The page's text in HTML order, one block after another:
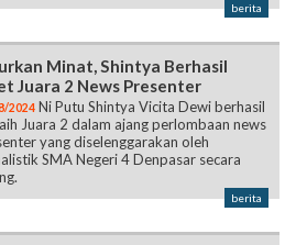
berita
Minat, Shintya Berhasil
Juara 2 News Presenter
2024 Ni Putu Shintya Vicita Dewi berhasil
Juara 2 dalam ajang perlombaan news
yang diselenggarakan oleh
SMA Negeri 4 Denpasar secara
berita